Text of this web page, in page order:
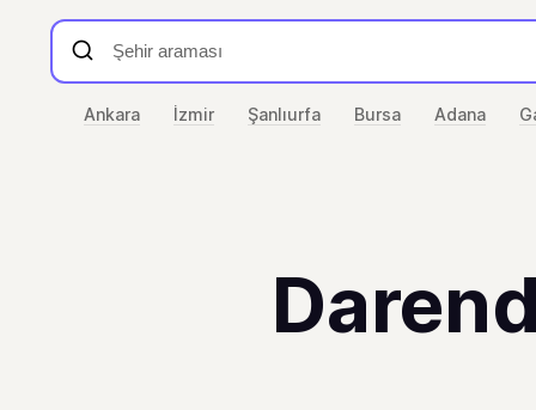
Ankara İzmir Şanlıurfa Bursa Adana